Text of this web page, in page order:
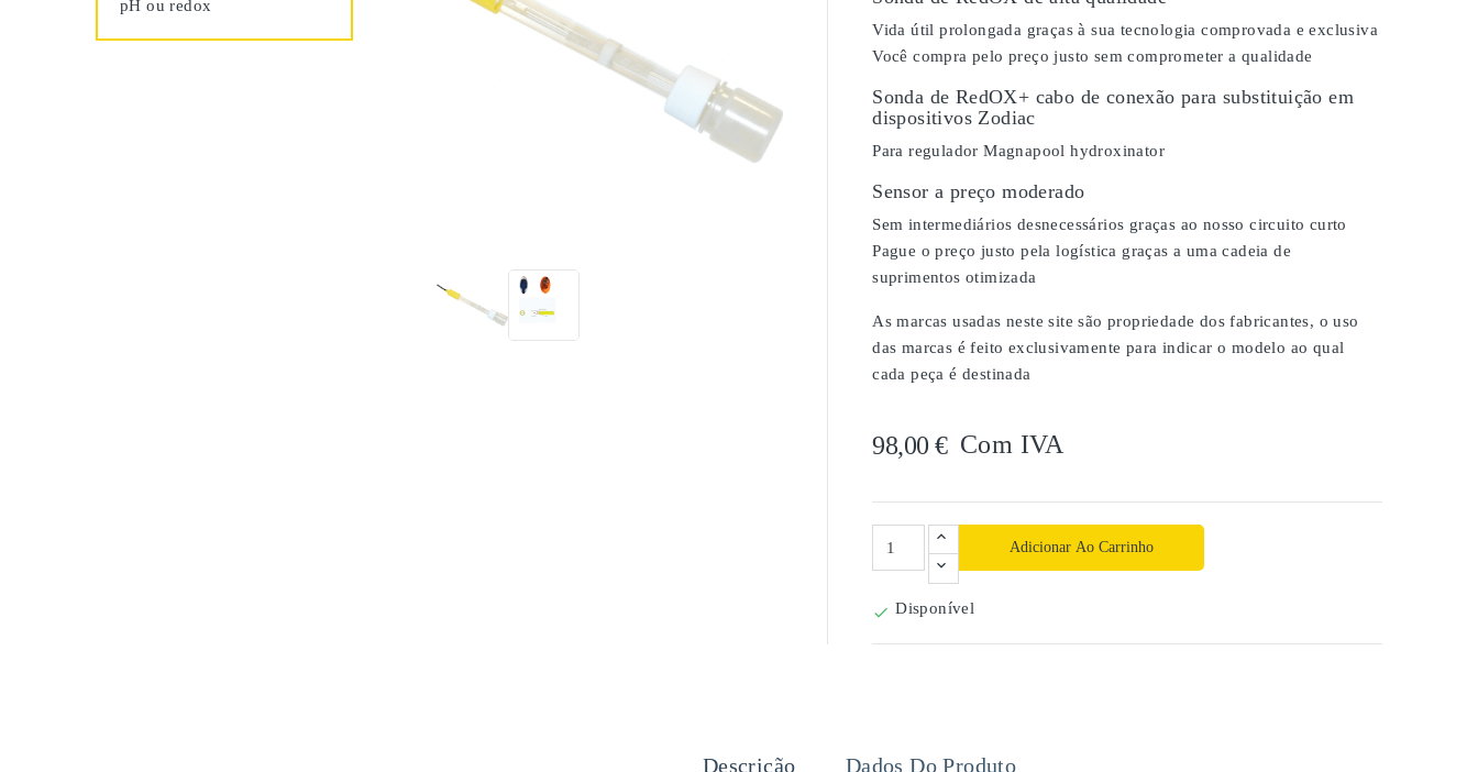
pH ou redox
Vida útil prolongada graças à sua tecnologia comprovada e exclusiva
Você compra pelo preço justo sem comprometer a qualidade
Sonda de RedOX+ cabo de conexão para substituição em
dispositivos Zodiac
Para regulador Magnapool hydroxinator
Sensor a preço moderado
Sem intermediários desnecessários graças ao nosso circuito curto
Pague o preço justo pela logística graças a uma cadeia de
suprimentos otimizada
As marcas usadas neste site são propriedade dos fabricantes, o uso
das marcas é feito exclusivamente para indicar o modelo ao qual
cada peça é destinada
98,00 € Com IVA
Adicionar Ao Carrinho
 Disponível
Descrição Dados Do Produto